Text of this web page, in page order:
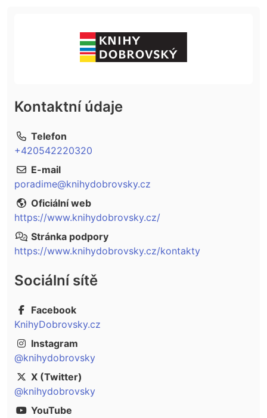
Kontaktní údaje
Telefon
+420542220320
E-mail
poradime@knihydobrovsky.cz
Oficiální web
https://www.knihydobrovsky.cz/
Stránka podpory
https://www.knihydobrovsky.cz/kontakty
Sociální sítě
Facebook
KnihyDobrovsky.cz
Instagram
@knihydobrovsky
X (Twitter)
@knihydobrovsky
YouTube